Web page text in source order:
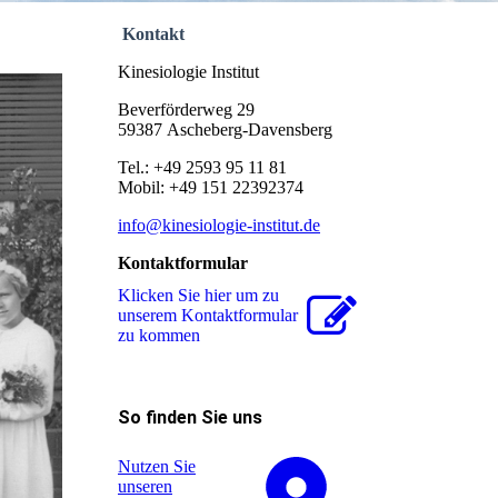
Kontakt
Kinesiologie Institut
Beverförderweg 29
59387 Ascheberg-Davensberg
Tel.: +49 2593 95 11 81
Mobil: +49 151 22392374
info@kinesiologie-institut.de
Kontaktformular
Klicken Sie hier um zu
unserem Kon­takt­for­mu­lar
zu kommen
So finden Sie uns
Nutzen Sie
unseren